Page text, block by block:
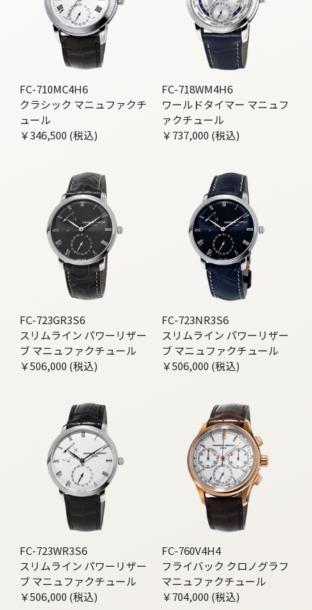
FC-710MC4H6
クラシック マニュファクチ
ュール
￥346,500 (税込)
FC-718WM4H6
ワールドタイマー マニュフ
ァクチュール
￥737,000 (税込)
FC-723GR3S6
スリムライン パワーリザー
ブ マニュファクチュール
￥506,000 (税込)
FC-723NR3S6
スリムライン パワーリザー
ブ マニュファクチュール
￥506,000 (税込)
FC-723WR3S6
スリムライン パワーリザー
ブ マニュファクチュール
￥506,000 (税込)
FC-760V4H4
フライバック クロノグラフ
マニュファクチュール
￥704,000 (税込)